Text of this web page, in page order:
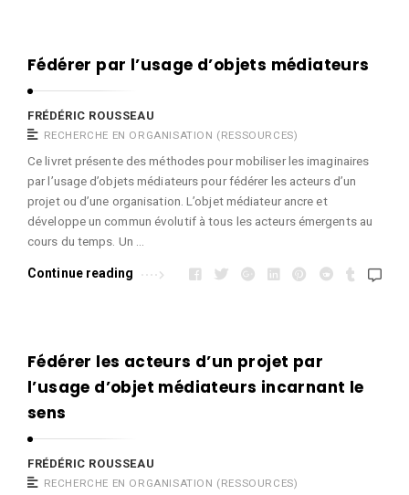
Fédérer par l’usage d’objets médiateurs
FRÉDÉRIC ROUSSEAU
RECHERCHE EN ORGANISATION (RESSOURCES)
Ce livret présente des méthodes pour mobiliser les imaginaires
par l’usage d’objets médiateurs pour fédérer les acteurs d’un
projet ou d’une organisation. L’objet médiateur ancre et
développe un commun évolutif à tous les acteurs émergents au
cours du temps. Un …
Continue reading
Fédérer les acteurs d’un projet par
l’usage d’objet médiateurs incarnant le
sens
FRÉDÉRIC ROUSSEAU
RECHERCHE EN ORGANISATION (RESSOURCES)